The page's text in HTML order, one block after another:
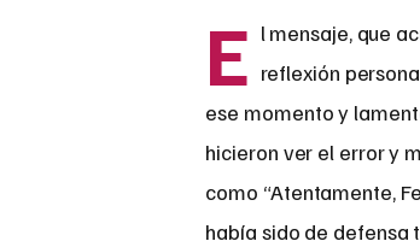
E l mensaje, que
reflexión
ese momento y
hicieron ver el error y
como “Atentamente,
había sido de defensa